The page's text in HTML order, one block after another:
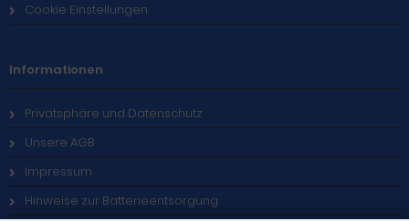
Cookie Einstellungen
Informationen
Privatsphäre und Datenschutz
Unsere AGB
Impressum
Hinweise zur Batterieentsorgung